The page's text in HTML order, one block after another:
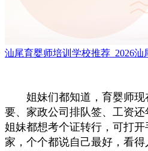
汕尾育婴师培训学校推荐_2026
姐妹们都知道，育婴师现
要、家政公司排队签、工资还
姐妹都想考个证转行，可打
家，个个都说自己最好，看